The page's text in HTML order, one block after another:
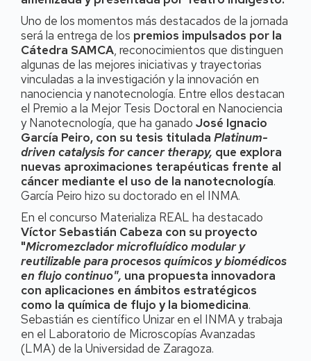
Uno de los momentos más destacados de la jornada
será la entrega de los premios impulsados por la
Cátedra SAMCA, reconocimientos que distinguen
algunas de las mejores iniciativas y trayectorias
vinculadas a la investigación y la innovación en
nanociencia y nanotecnología. Entre ellos destacan
el Premio a la Mejor Tesis Doctoral en Nanociencia
y Nanotecnología, que ha ganado José Ignacio
García Peiro, con su tesis titulada Platinum-
driven catalysis for cancer therapy, que explora
nuevas aproximaciones terapéuticas frente al
cáncer mediante el uso de la nanotecnología.
García Peiro hizo su doctorado en el INMA.
En el concurso Materializa REAL ha destacado
Víctor Sebastián Cabeza con su proyecto
"Micromezclador microfluídico modular y
reutilizable para procesos químicos y biomédicos
en flujo continuo", una propuesta innovadora
con aplicaciones en ámbitos estratégicos
como la química de flujo y la biomedicina.
Sebastián es científico Unizar en el INMA y trabaja
en el Laboratorio de Microscopías Avanzadas
(LMA) de la Universidad de Zaragoza.